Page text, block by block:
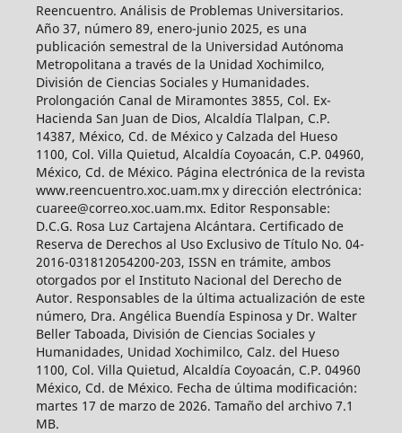
Reencuentro. Análisis de Problemas Universitarios.
Año 37, número 89, enero-junio 2025, es una
publicación semestral de la Universidad Autónoma
Metropolitana a través de la Unidad Xochimilco,
División de Ciencias Sociales y Humanidades.
Prolongación Canal de Miramontes 3855, Col. Ex-
Hacienda San Juan de Dios, Alcaldía Tlalpan, C.P.
14387, México, Cd. de México y Calzada del Hueso
1100, Col. Villa Quietud, Alcaldía Coyoacán, C.P. 04960,
México, Cd. de México. Página electrónica de la revista
www.reencuentro.xoc.uam.mx y dirección electrónica:
cuaree@correo.xoc.uam.mx. Editor Responsable:
D.C.G. Rosa Luz Cartajena Alcántara. Certificado de
Reserva de Derechos al Uso Exclusivo de Título No. 04-
2016-031812054200-203, ISSN en trámite, ambos
otorgados por el Instituto Nacional del Derecho de
Autor. Responsables de la última actualización de este
número, Dra. Angélica Buendía Espinosa y Dr. Walter
Beller Taboada, División de Ciencias Sociales y
Humanidades, Unidad Xochimilco, Calz. del Hueso
1100, Col. Villa Quietud, Alcaldía Coyoacán, C.P. 04960
México, Cd. de México. Fecha de última modificación:
martes 17 de marzo de 2026. Tamaño del archivo 7.1
MB.